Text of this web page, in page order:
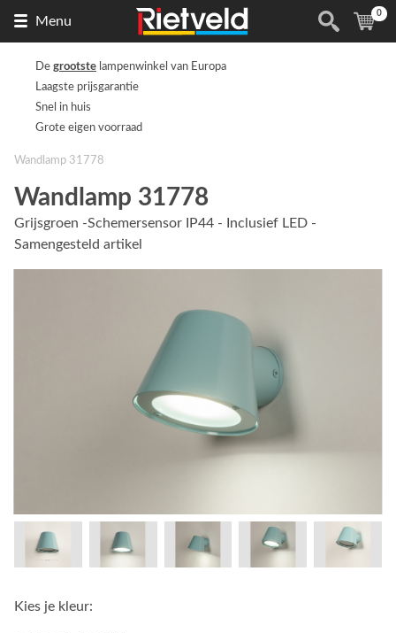
Menu
de
(
0
De grootste lampenwinkel van Europa
Laagste prijsgarantie
Snel in huis
Grote eigen voorraad
Wandlamp 31778
Wandlamp 31778
Grijsgroen -Schemersensor IP44 - Inclusief LED -
Samengesteld artikel
Kies je kleur: